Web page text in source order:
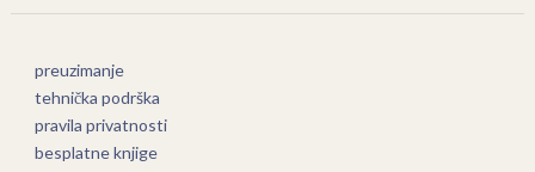
preuzimanje
tehnička podrška
pravila privatnosti
besplatne knjige